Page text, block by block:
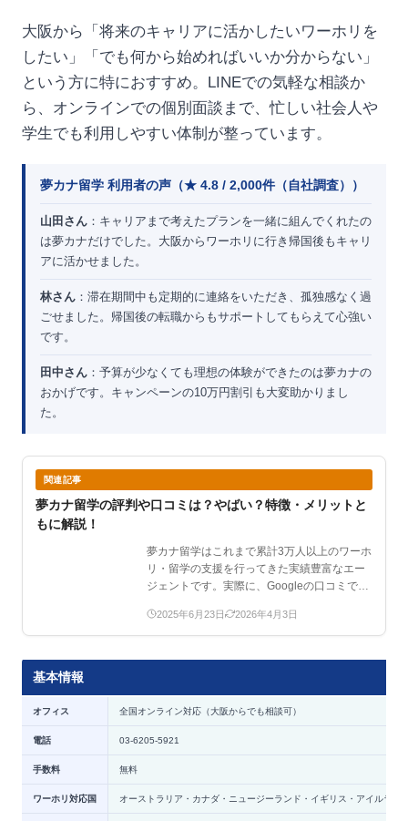
大阪から「将来のキャリアに活かしたいワーホリを
したい」「でも何から始めればいいか分からない」
という方に特におすすめ。LINEでの気軽な相談か
ら、オンラインでの個別面談まで、忙しい社会人や
学生でも利用しやすい体制が整っています。
夢カナ留学 利用者の声（★ 4.8 / 2,000件（自社調査））
山田さん：キャリアまで考えたプランを一緒に組んでくれたの
は夢カナだけでした。大阪からワーホリに行き帰国後もキャリ
アに活かせました。
林さん：滞在期間中も定期的に連絡をいただき、孤独感なく過
ごせました。帰国後の転職からもサポートしてもらえて心強い
です。
田中さん：予算が少なくても理想の体験ができたのは夢カナの
おかげです。キャンペーンの10万円割引も大変助かりまし
た。
関連記事
夢カナ留学の評判や口コミは？やばい？特徴・メリットと
もに解説！
夢カナ留学はこれまで累計3万人以上のワーホ
リ・留学の支援を行ってきた実績豊富なエー
ジェントです。実際に、Googleの口コミで
2025年6月23日 2026年4月3日
基本情報
オフィス 全国オンライン対応（大阪からでも相談可）
電話 03-6205-5921
手数料 無料
ワーホリ対応国 オーストラリア・カナダ・ニュージーランド・イギリス・アイルラン